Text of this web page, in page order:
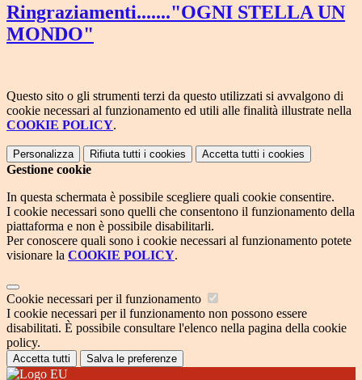
Ringraziamenti......."OGNI STELLA UN
MONDO"
Questo sito o gli strumenti terzi da questo utilizzati si avvalgono di
cookie necessari al funzionamento ed utili alle finalità illustrate nella
COOKIE POLICY.
Personalizza Rifiuta tutti i cookies Accetta tutti i cookies
Gestione cookie
In questa schermata è possibile scegliere quali cookie consentire.
I cookie necessari sono quelli che consentono il funzionamento della
piattaforma e non è possibile disabilitarli.
Per conoscere quali sono i cookie necessari al funzionamento potete
visionare la COOKIE POLICY.
Cookie necessari per il funzionamento
I cookie necessari per il funzionamento non possono essere
disabilitati. È possibile consultare l'elenco nella pagina della cookie
policy.
Accetta tutti Salva le preferenze